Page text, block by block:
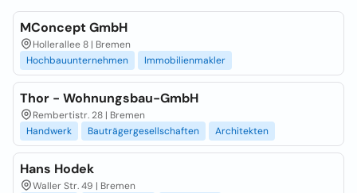
MConcept GmbH
Hollerallee 8 | Bremen
Hochbauunternehmen
Immobilienmakler
Thor - Wohnungsbau-GmbH
Rembertistr. 28 | Bremen
Handwerk
Bauträgergesellschaften Architekten
Hans Hodek
Waller Str. 49 | Bremen